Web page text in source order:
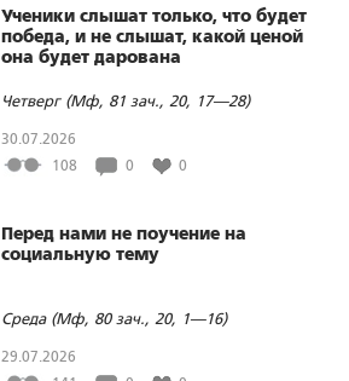
Ученики слышат только, что будет
победа, и не слышат, какой ценой
она будет дарована
Четверг (Мф, 81 зач., 20, 17—28)
30.07.2026
108
0 0
Перед нами не поучение на
социальную тему
Среда (Мф, 80 зач., 20, 1—16)
29.07.2026